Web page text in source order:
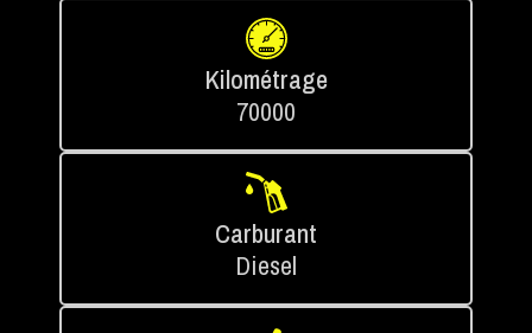
Kilométrage
70000
Carburant
Diesel